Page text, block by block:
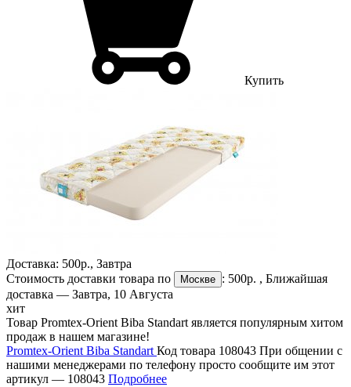
Купить
Доставка: 500р., Завтра
Стоимость доставки товара по
Москве : 500р. , Ближайшая
доставка — Завтра, 10 Августа
хит
Товар Promtex-Orient Biba Standart является популярным хитом
продаж в нашем магазине!
Promtex-Orient Biba Standart Код товара 108043 При общении с
нашими менеджерами по телефону просто сообщите им этот
артикул — 108043 Подробнее